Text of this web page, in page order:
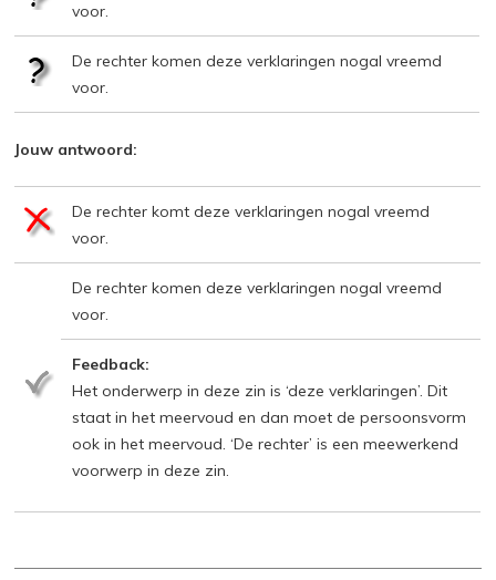
voor.
De rechter komen deze verklaringen nogal vreemd
voor.
Jouw antwoord:
De rechter komt deze verklaringen nogal vreemd
voor.
De rechter komen deze verklaringen nogal vreemd
voor.
Feedback:
Het onderwerp in deze zin is ‘deze verklaringen’. Dit
staat in het meervoud en dan moet de persoonsvorm
ook in het meervoud. ‘De rechter’ is een meewerkend
voorwerp in deze zin.